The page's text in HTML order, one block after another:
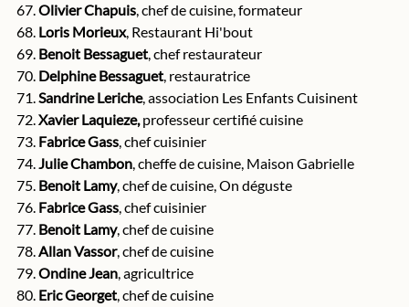
67. Olivier Chapuis, chef de cuisine, formateur
68. Loris Morieux, Restaurant Hi'bout
69. Benoit Bessaguet, chef restaurateur
70. Delphine Bessaguet, restauratrice
71. Sandrine Leriche, association Les Enfants Cuisinent
72. Xavier Laquieze, professeur certifié cuisine
73. Fabrice Gass, chef cuisinier
74. Julie Chambon, cheffe de cuisine, Maison Gabrielle
75. Benoit Lamy, chef de cuisine, On déguste
76. Fabrice Gass, chef cuisinier
77. Benoit Lamy,chef de cuisine
78. Allan Vassor, chef de cuisine
79. Ondine Jean, agricultrice
80. Eric Georget, chef de cuisine